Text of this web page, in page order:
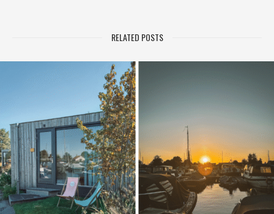
RELATED POSTS